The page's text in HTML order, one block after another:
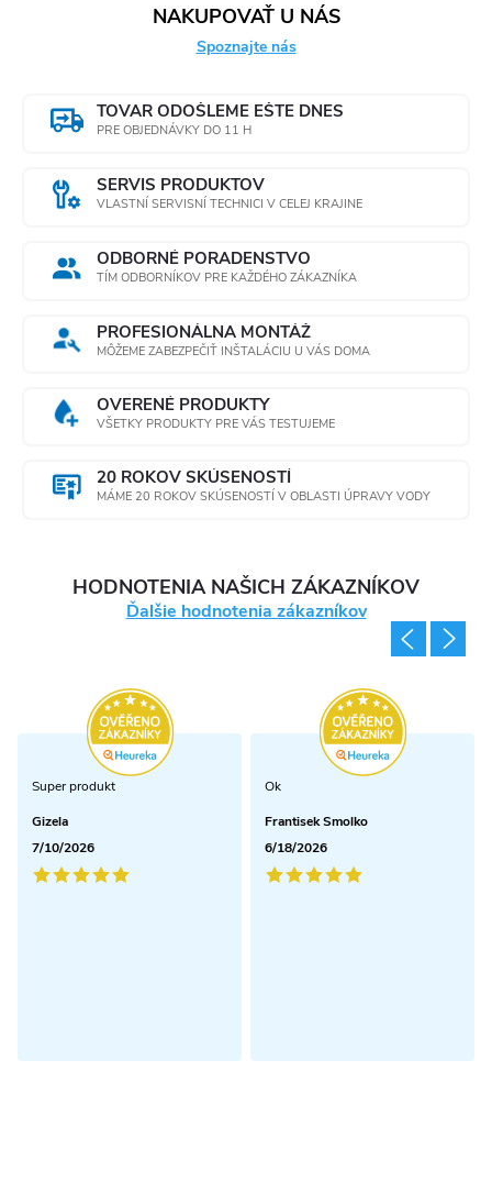
NAKUPOVAŤ U NÁS
Spoznajte nás
TOVAR ODOŠLEME EŠTE DNES
PRE OBJEDNÁVKY DO 11 H
SERVIS PRODUKTOV
VLASTNÍ SERVISNÍ TECHNICI V CELEJ KRAJINE
ODBORNÉ PORADENSTVO
TÍM ODBORNÍKOV PRE KAŽDÉHO ZÁKAZNÍKA
PROFESIONÁLNA MONTÁŽ
MÔŽEME ZABEZPEČIŤ INŠTALÁCIU U VÁS DOMA
OVERENÉ PRODUKTY
VŠETKY PRODUKTY PRE VÁS TESTUJEME
20 ROKOV SKÚSENOSTÍ
MÁME 20 ROKOV SKÚSENOSTÍ V OBLASTI ÚPRAVY VODY
HODNOTENIA NAŠICH ZÁKAZNÍKOV
Ďalšie hodnotenia zákazníkov
Super produkt
Gizela
7/10/2026
Ok
Frantisek Smolko
6/18/2026